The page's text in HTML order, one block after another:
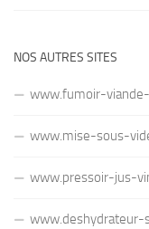
NOS AUTRES SITES
www.fumoir-
www.mise-sous-
www.pressoir-jus-
www.deshydrateur-